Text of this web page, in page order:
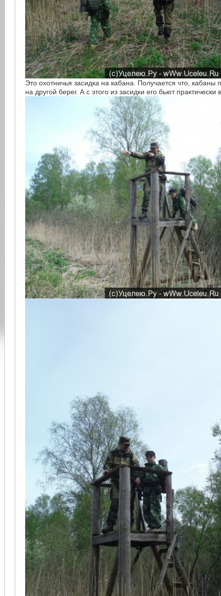
Это охотничья засидка на кабана. Получается что, кабаны
на другой берег. А с этого из засидки его бьют практически